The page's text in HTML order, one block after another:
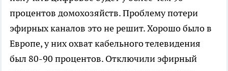
процентов домохозяйств. Проблему потери
эфирных каналов это не решит. Хорошо было в
Европе, у них охват кабельного телевидения
был 80-90 процентов. Отключили эфирный